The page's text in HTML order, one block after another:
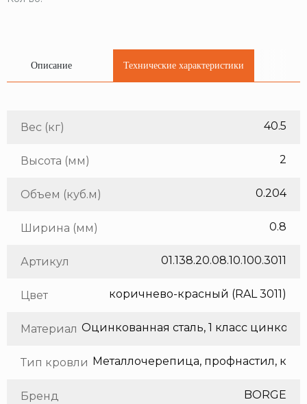
Описание Технические характеристики
Вес (кг) 40.5
Высота (мм) 2
Объем (куб.м) 0.204
Ширина (мм) 0.8
Артикул 01.138.20.08.10.100.3011
Цвет коричнево-красный (RAL 3011)
Материал
Тип кровли
Бренд BORGE